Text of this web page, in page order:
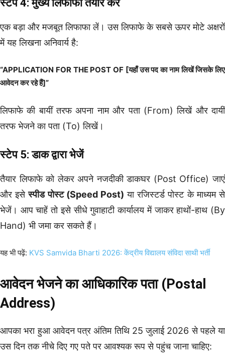
स्टेप 4: मुख्य लिफाफा तैयार करें
एक बड़ा और मजबूत लिफाफा लें। उस लिफाफे के सबसे ऊपर मोटे अक्षरों
में यह लिखना अनिवार्य है:
“APPLICATION FOR THE POST OF [यहाँ उस पद का नाम लिखें जिसके लिए
आवेदन कर रहे हैं]”
लिफाफे की बायीं तरफ अपना नाम और पता (From) लिखें और दायीं
तरफ भेजने का पता (To) लिखें।
स्टेप 5: डाक द्वारा भेजें
तैयार लिफाफे को लेकर अपने नजदीकी डाकघर (Post Office) जाएं
और इसेस्पीड पोस्ट (Speed Post) या रजिस्टर्ड पोस्ट के माध्यम से
भेजें। आप चाहें तो इसे सीधे गुवाहाटी कार्यालय में जाकर हाथों-हाथ (By
Hand) भी जमा कर सकते हैं।
यह भी पढ़ें: KVS Samvida Bharti 2026: केंद्रीय विद्यालय संविदा साथी भर्ती
आवेदन भेजने का आधिकारिक पता (Postal
Address)
आपका भरा हुआ आवेदन पत्र अंतिम तिथि 25 जुलाई 2026 से पहले या
उस दिन तक नीचे दिए गए पते पर आवश्यक रूप से पहुंच जाना चाहिए: